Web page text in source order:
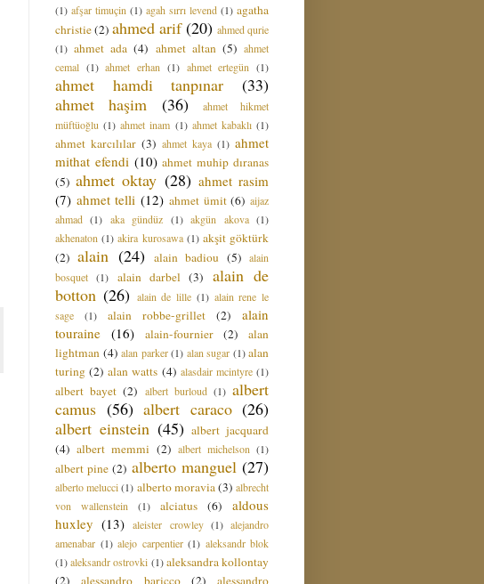
(1) afşar timuçin (1) agah sırrı levend (1) agatha
christie(2) ahmed arif (20) ahmed qurie
(1) ahmet ada (4) ahmet altan (5) ahmet
cemal (1) ahmet erhan (1) ahmet ertegün (1)
ahmet hamdi tanpınar
(33)
ahmet haşim
(36)
ahmet hikmet
müftüoğlu (1) ahmet inam (1) ahmet kabaklı (1)
ahmet karcılılar (3) ahmet kaya (1) ahmet
mithat efendi (10) ahmet muhip dıranas
(5) ahmet oktay (28) ahmet rasim
(7) ahmet telli (12) ahmet ümit (6) aijaz
ahmad (1) aka gündüz (1) akgün akova (1)
akhenaton (1) akira kurosawa (1) akşit göktürk
(2) alain (24) alain badiou (5) alain
bosquet (1) alain darbel (3)
alain de
botton (26) alain de lille (1) alain rene le
sage
(1) alain robbe-grillet (2)
alain
touraine (16) alain-fournier (2)
alan
lightman (4) alan parker (1) alan sugar (1) alan
turing (2) alan watts (4) alasdair mcintyre (1)
albert bayet (2) albert burloud (1) albert
camus (56) albert caraco (26)
albert einstein (45) albert jacquard
(4) albert memmi (2) albert michelson (1)
albert pine (2) alberto manguel (27)
alberto melucci (1) alberto moravia (3) albrecht
von wallenstein
(1) alciatus (6)
aldous
huxley (13) aleister crowley (1) alejandro
amenabar (1) alejo carpentier (1) aleksandr blok
(1) aleksandr ostrovki (1) aleksandra kollontay
(2)
alessandro baricco (2)
alessandro